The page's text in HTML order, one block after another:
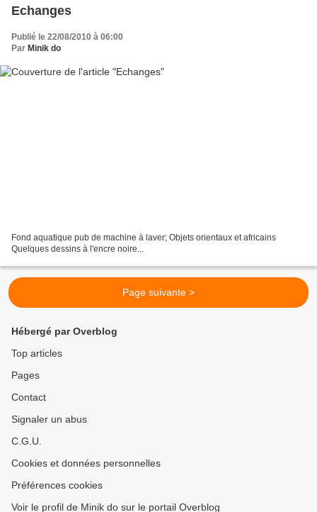
Echanges
Publié le 22/08/2010 à 06:00
Par Minik do
Fond aquatique pub de machine à laver; Objets orientaux et africains
Quelques dessins à l'encre noire...
Page suivante >
Hébergé par Overblog
Top articles
Pages
Contact
Signaler un abus
C.G.U.
Cookies et données personnelles
Préférences cookies
Voir le profil de Minik do sur le portail Overblog